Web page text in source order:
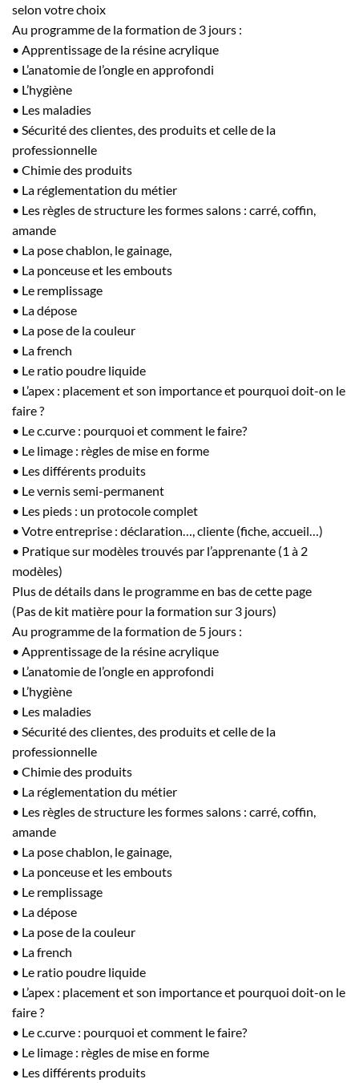
selon votre choix
Au programme de la formation de 3 jours :
• Apprentissage de la résine acrylique
• L’anatomie de l’ongle en approfondi
• L’hygiène
• Les maladies
• Sécurité des clientes, des produits et celle de la
professionnelle
• Chimie des produits
• La réglementation du métier
• Les règles de structure les formes salons : carré, coffin,
amande
• La pose chablon, le gainage,
• La ponceuse et les embouts
• Le remplissage
• La dépose
• La pose de la couleur
• La french
• Le ratio poudre liquide
• L’apex : placement et son importance et pourquoi doit-on le
faire ?
• Le c.curve : pourquoi et comment le faire?
• Le limage : règles de mise en forme
• Les différents produits
• Le vernis semi-permanent
• Les pieds : un protocole complet
• Votre entreprise : déclaration…, cliente (fiche, accueil…)
• Pratique sur modèles trouvés par l’apprenante (1 à 2
modèles)
Plus de détails dans le programme en bas de cette page
(Pas de kit matière pour la formation sur 3 jours)
Au programme de la formation de 5 jours :
• Apprentissage de la résine acrylique
• L’anatomie de l’ongle en approfondi
• L’hygiène
• Les maladies
• Sécurité des clientes, des produits et celle de la
professionnelle
• Chimie des produits
• La réglementation du métier
• Les règles de structure les formes salons : carré, coffin,
amande
• La pose chablon, le gainage,
• La ponceuse et les embouts
• Le remplissage
• La dépose
• La pose de la couleur
• La french
• Le ratio poudre liquide
• L’apex : placement et son importance et pourquoi doit-on le
faire ?
• Le c.curve : pourquoi et comment le faire?
• Le limage : règles de mise en forme
• Les différents produits